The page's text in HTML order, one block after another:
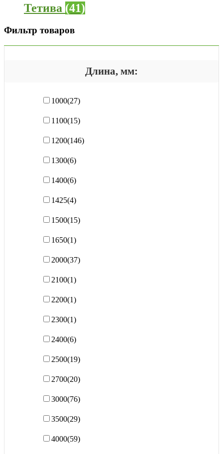
Тетива (41)
Фильтр товаров
Длина, мм:
1000(27)
1100(15)
1200(146)
1300(6)
1400(6)
1425(4)
1500(15)
1650(1)
2000(37)
2100(1)
2200(1)
2300(1)
2400(6)
2500(19)
2700(20)
3000(76)
3500(29)
4000(59)